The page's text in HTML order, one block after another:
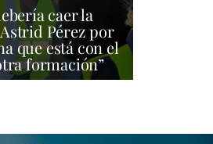
caer la
Pérez por
que está con el
formación”